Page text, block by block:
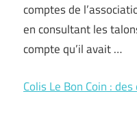
comptes de
en consultant les
compte qu’il avait …
Colis Le Bon Coin :